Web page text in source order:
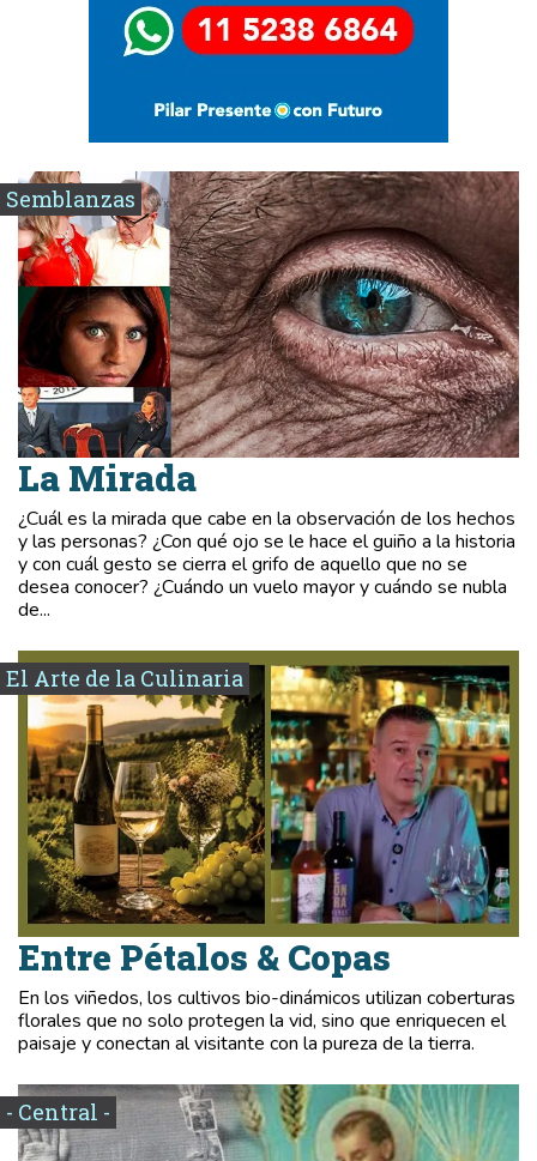
Semblanzas
La Mirada
¿Cuál es la mirada que cabe en la observación de los hechos
y las personas? ¿Con qué ojo se le hace el guiño a la historia
y con cuál gesto se cierra el grifo de aquello que no se
desea conocer? ¿Cuándo un vuelo mayor y cuándo se nubla
de...
El Arte de la Culinaria
Entre Pétalos & Copas
En los viñedos, los cultivos bio-dinámicos utilizan coberturas
florales que no solo protegen la vid, sino que enriquecen el
paisaje y conectan al visitante con la pureza de la tierra.
- Central -